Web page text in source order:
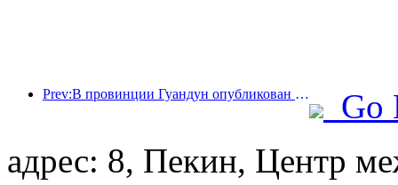
Prev:В провинции Гуандун опубликован план расширения мощностей сферы услуг для превращения Большого залива в туристический центр мирового класса.
Go
адрес: 8, Пекин, Центр